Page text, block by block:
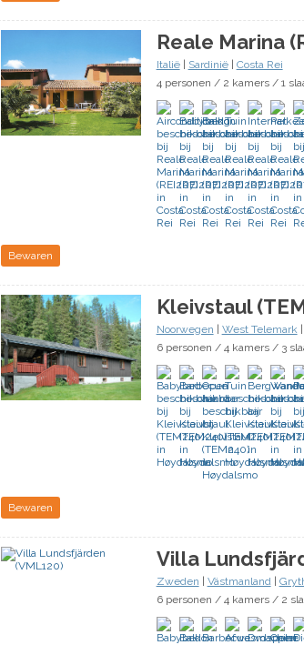
Reale Marina
Italië| Sardinië| Costa Rei
4 personen / 2 kamers / 1
Bewaren
Kleivstaul
Noorwegen
West Telemark
6 personen / 4 kamers / 3
Bewaren
Villa
Zweden
Västmanland|
6 personen / 4 kamers / 2